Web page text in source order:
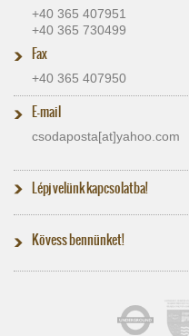
+40 365 407951
+40 365 730499
Fax
+40 365 407950
E-mail
csodaposta[at]​yahoo.com
Lépj velünk kapcsolatba!
Kövess bennünket!